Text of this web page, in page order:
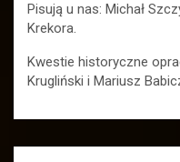
Pisują u nas: Michał
Krekora.
Kwestie historyczne
Krugliński i Mariusz